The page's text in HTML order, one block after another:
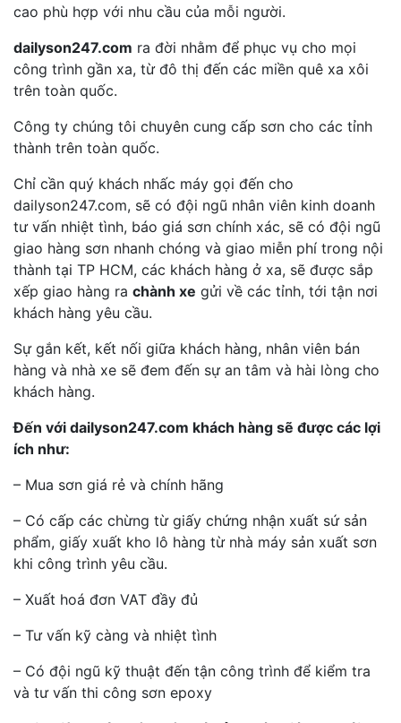
cao phù hợp với nhu cầu của mỗi người.
dailyson247.com ra đời nhằm để phục vụ cho mọi
công trình gần xa, từ đô thị đến các miền quê xa xôi
trên toàn quốc.
Công ty chúng tôi chuyên cung cấp sơn cho các tỉnh
thành trên toàn quốc.
Chỉ cần quý khách nhấc máy gọi đến cho
dailyson247.com, sẽ có đội ngũ nhân viên kinh doanh
tư vấn nhiệt tình, báo giá sơn chính xác, sẽ có đội ngũ
giao hàng sơn nhanh chóng và giao miễn phí trong nội
thành tại TP HCM, các khách hàng ở xa, sẽ được sắp
xếp giao hàng ra chành xe gửi về các tỉnh, tới tận nơi
khách hàng yêu cầu.
Sự gắn kết, kết nối giữa khách hàng, nhân viên bán
hàng và nhà xe sẽ đem đến sự an tâm và hài lòng cho
khách hàng.
Đến với dailyson247.com khách hàng sẽ được các lợi
ích như:
– Mua sơn giá rẻ và chính hãng
– Có cấp các chừng từ giấy chứng nhận xuất sứ sản
phẩm, giấy xuất kho lô hàng từ nhà máy sản xuất sơn
khi công trình yêu cầu.
– Xuất hoá đơn VAT đầy đủ
– Tư vấn kỹ càng và nhiệt tình
– Có đội ngũ kỹ thuật đến tận công trình để kiểm tra
và tư vấn thi công sơn epoxy